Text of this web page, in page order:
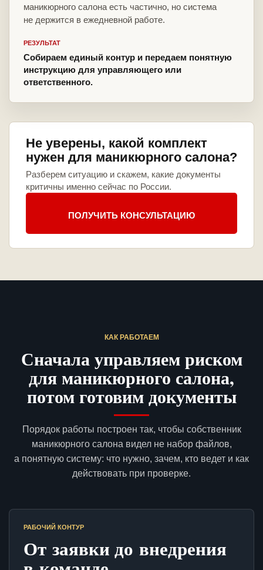
маникюрного салона есть частично, но система
не держится в ежедневной работе.
РЕЗУЛЬТАТ
Собираем единый контур и передаем понятную
инструкцию для управляющего или
ответственного.
Не уверены, какой комплект
нужен для маникюрного салона?
Разберем ситуацию и скажем, какие документы
критичны именно сейчас по России.
ПОЛУЧИТЬ КОНСУЛЬТАЦИЮ
КАК РАБОТАЕМ
Сначала управляем риском
для маникюрного салона,
потом готовим документы
Порядок работы построен так, чтобы собственник
маникюрного салона видел не набор файлов,
а понятную систему: что нужно, зачем, кто ведет и как
действовать при проверке.
РАБОЧИЙ КОНТУР
От заявки до внедрения